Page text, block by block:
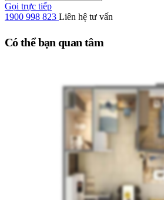
Gọi trực tiếp
1900 998 823 Liên hệ tư vấn
Có thể bạn quan tâm